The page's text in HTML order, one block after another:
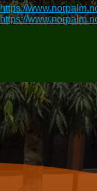
https://
https://